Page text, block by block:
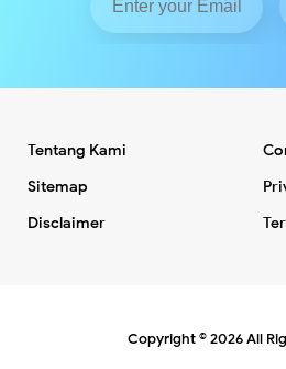
Tentang Kami
Sitemap
Disclaimer
Copyright ©2026All